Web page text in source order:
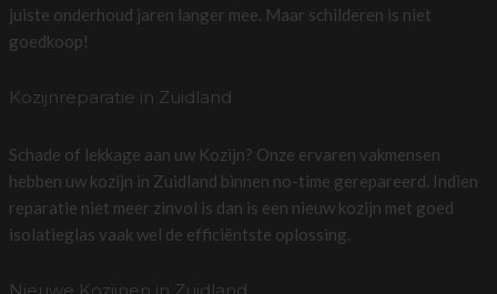
juiste onderhoud jaren langer mee. Maar schilderen is niet
goedkoop!
Kozijnreparatie in Zuidland
Schade of lekkage aan uw Kozijn? Onze ervaren vakmensen
hebben uw kozijn in Zuidland binnen no-time gerepareerd. Indien
reparatie niet meer zinvol is dan is een nieuw kozijn met goed
isolatieglas vaak wel de efficiëntste oplossing.